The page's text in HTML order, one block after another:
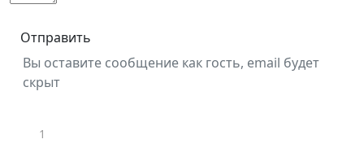
Отправить
Вы оставите сообщение как гость, email будет
скрыт
1